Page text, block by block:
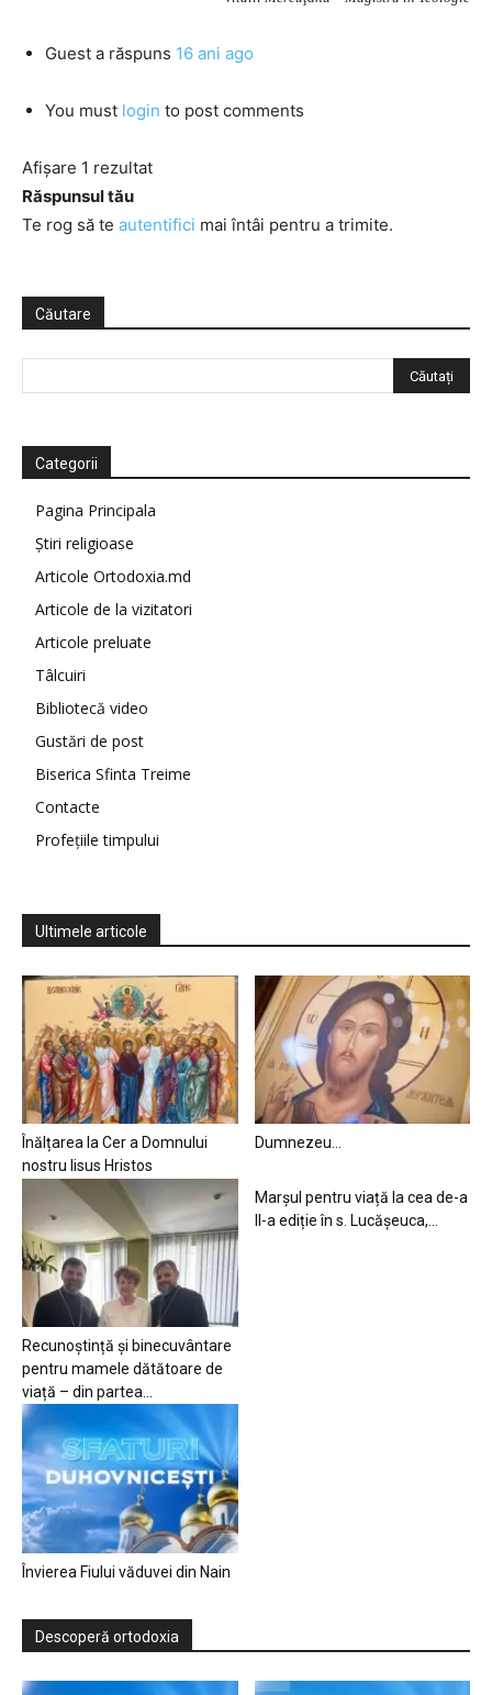
Guest a răspuns 16 ani ago
You must login to post comments
Afișare 1 rezultat
Răspunsul tău
Te rog să te autentifici mai întâi pentru a trimite.
Căutare
Categorii
Pagina Principala
Știri religioase
Articole Ortodoxia.md
Articole de la vizitatori
Articole preluate
Tâlcuiri
Bibliotecă video
Gustări de post
Biserica Sfinta Treime
Contacte
Profețiile timpului
Ultimele articole
Înălțarea la Cer a Domnului
nostru Iisus Hristos
Dumnezeu…
Recunoștință și binecuvântare
pentru mamele dătătoare de
viață – din partea...
Marșul pentru viață la cea de-a
II-a ediție în s. Lucășeuca,...
Învierea Fiului văduvei din Nain
Descoperă ortodoxia